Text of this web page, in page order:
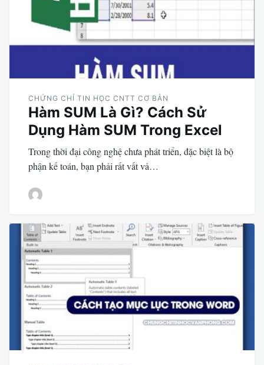
CHỨNG CHỈ TIN HỌC CNTT CƠ BẢN
Hàm SUM Là Gì? Cách Sử
Dụng Hàm SUM Trong Excel
Trong thời đại công nghệ chưa phát triển, đặc biệt là bộ
phận kế toán, bạn phải rất vất vả…